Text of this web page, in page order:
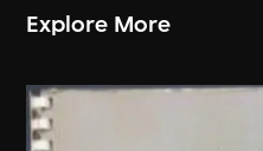
Explore More